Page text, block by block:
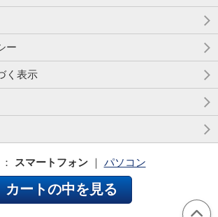
ー
く表示
スマートフォン｜ パソコン
カートの中を見る